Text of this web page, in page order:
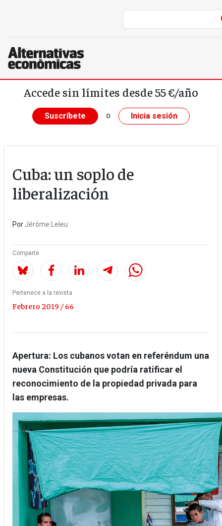
Pasar al contenido principal
Accede sin límites desde 55 €/año
Suscríbete o Inicia sesión
Cuba: un soplo de
liberalización
Por Jérôme Leleu
Comparte
Pertenece a la revista
Febrero 2019 / 66
Apertura: Los cubanos votan en referéndum una
nueva Constitución que podría ratificar el
reconocimiento de la propiedad privada para
las empresas.